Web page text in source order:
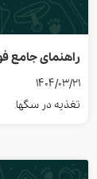
راهنمای جامع
1404/03/21
تغذیه در سگها